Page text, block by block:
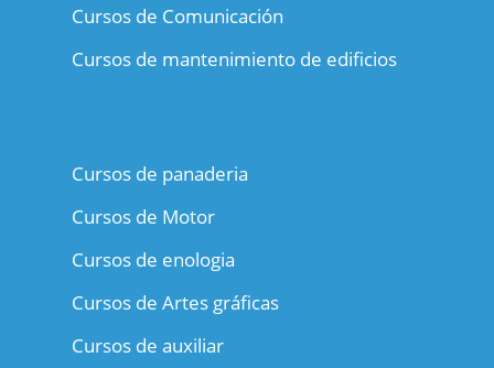
Cursos de Comunicación
Cursos de mantenimiento de edificios
Cursos de panaderia
Cursos de Motor
Cursos de enologia
Cursos de Artes gráficas
Cursos de auxiliar